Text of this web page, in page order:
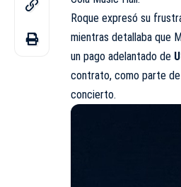
Roque expresó su
mientras detallaba que
un pago adelantado de
contrato, como parte
concierto.